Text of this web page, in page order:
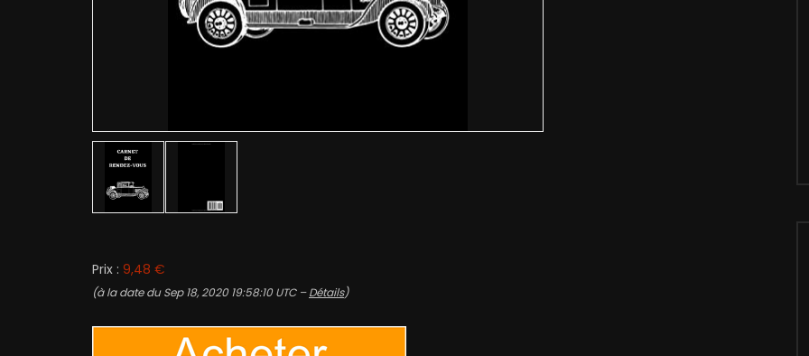
Prix : 9,48 €
(à la date du Sep 18, 2020 19:58:10 UTC –Détails)